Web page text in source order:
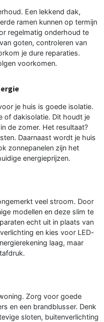
Een lekkend dak,
ramen kunnen op termijn
regelmatig onderhoud te
goten, controleren van
je dure reparaties.
voorkomen.
je huis is goede isolatie.
of dakisolatie. Dit houdt je
de zomer. Het resultaat?
Daarnaast wordt je huis
zonnepanelen zijn het
energieprijzen.
veel stroom. Door
modellen en deze slim te
echt uit in plaats van
en kies voor LED-
laag, maar
Zorg voor goede
en een brandblusser. Denk
sloten, buitenverlichting